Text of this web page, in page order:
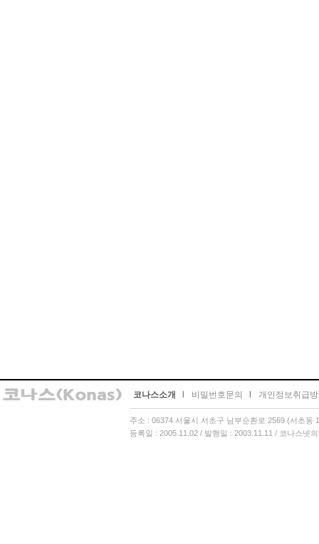
코나스소개 비밀번호문의 개인정보취급
주소 : 06374 서울시 서초구 남부순환로 2569 (서초
등록일 : 2005.11.02 / 발행일 : 2003.11.11 / 코나스넷